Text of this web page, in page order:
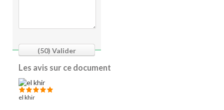
(50) Valider
Les avis sur ce document
el khir